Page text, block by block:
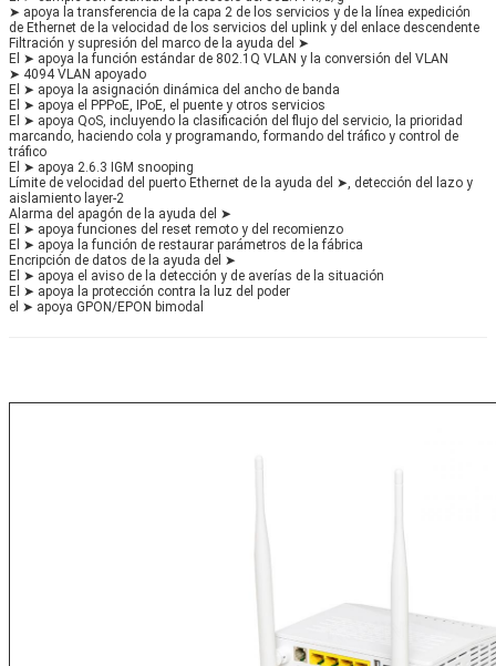
➤ apoya la transferencia de la capa 2 de los servicios y de la línea expedición
de Ethernet de la velocidad de los servicios del uplink y del enlace descendente
Filtración y supresión del marco de la ayuda del ➤
El ➤ apoya la función estándar de 802.1Q VLAN y la conversión del VLAN
➤ 4094 VLAN apoyado
El ➤ apoya la asignación dinámica del ancho de banda
El ➤ apoya el PPPoE, IPoE, el puente y otros servicios
El ➤ apoya QoS, incluyendo la clasificación del flujo del servicio, la prioridad
marcando, haciendo cola y programando, formando del tráfico y control de
tráfico
El ➤ apoya 2.6.3 IGM snooping
Límite de velocidad del puerto Ethernet de la ayuda del ➤, detección del lazo y
aislamiento layer-2
Alarma del apagón de la ayuda del ➤
El ➤ apoya funciones del reset remoto y del recomienzo
El ➤ apoya la función de restaurar parámetros de la fábrica
Encripción de datos de la ayuda del ➤
El ➤ apoya el aviso de la detección y de averías de la situación
El ➤ apoya la protección contra la luz del poder
el ➤ apoya GPON/EPON bimodal